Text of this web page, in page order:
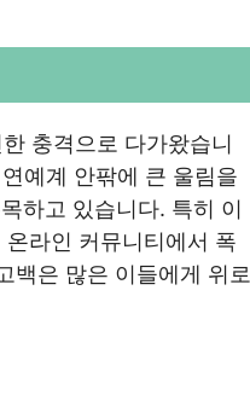
충격으로 다가왔습니
예계 안팎에 큰 울림을
하고 있습니다. 특히 이
라인 커뮤니티에서 폭
백은 많은 이들에게 위로